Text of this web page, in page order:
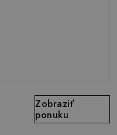
Zobraziť
ponuku